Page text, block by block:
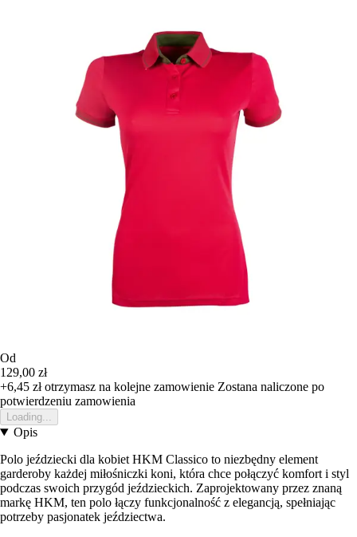
Od
129,00 zł
+6,45 złotrzymasz na kolejne zamowienie Zostana naliczone po
potwierdzeniu zamowienia
Loading...
Opis
Polo jeździecki dla kobiet HKM Classico to niezbędny element
garderoby każdej miłośniczki koni, która chce połączyć komfort i styl
podczas swoich przygód jeździeckich. Zaprojektowany przez znaną
markę HKM, ten polo łączy funkcjonalność z elegancją, spełniając
potrzeby pasjonatek jeździectwa.